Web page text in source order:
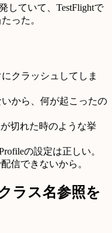
していて、TestFlightで
った。
クラッシュしてしま
から、何が起こったの
切れた時のような挙
の設定は正しい。
信できないから。
ラス名参照を